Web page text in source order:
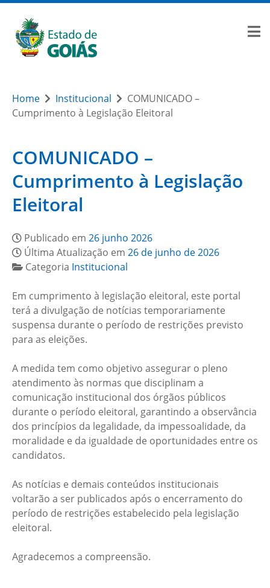
Home Institucional
COMUNICADO –
Cumprimento à Legislação Eleitoral
COMUNICADO –
Cumprimento à Legislação
Eleitoral
Publicado em 26 junho 2026
Última Atualização em 26 de junho de 2026
Categoria Institucional
Em cumprimento à legislação eleitoral, este portal
terá a divulgação de notícias temporariamente
suspensa durante o período de restrições previsto
para as eleições.
A medida tem como objetivo assegurar o pleno
atendimento às normas que disciplinam a
comunicação institucional dos órgãos públicos
durante o período eleitoral, garantindo a observância
dos princípios da legalidade, da impessoalidade, da
moralidade e da igualdade de oportunidades entre os
candidatos.
As notícias e demais conteúdos institucionais
voltarão a ser publicados após o encerramento do
período de restrições estabelecido pela legislação
eleitoral.
Agradecemos a compreensão.